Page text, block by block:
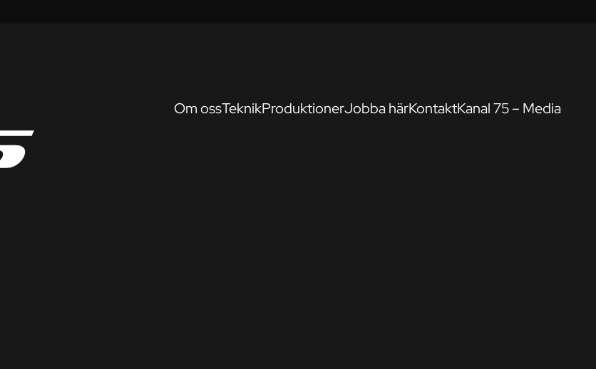
Om ossTeknikProduktionerJobba härKontaktKanal 75 – Media